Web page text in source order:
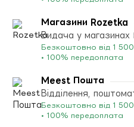
Магазини Rozetka
Видача у магазинах
Безкоштовно від 1 500
• 100% передоплата
Meest Пошта
Відділення,
Безкоштовно від 1 500
• 100% передоплата